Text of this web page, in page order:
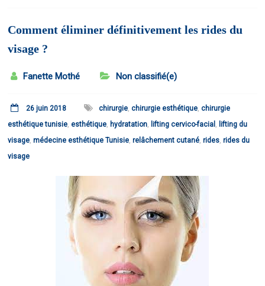
Comment éliminer définitivement les rides du
visage ?
Fanette Mothé Non classifié(e)
26 juin 2018 chirurgie,chirurgie esthétique,chirurgie
esthétique tunisie,esthétique, hydratation, lifting cervico-facial , lifting du
visage,médecine esthétique Tunisie,relâchement cutané,rides,rides du
visage